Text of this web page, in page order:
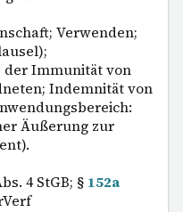
Verwenden;
der Immunität von
Indemnität von
Äußerung zur
4 StGB; § 152a